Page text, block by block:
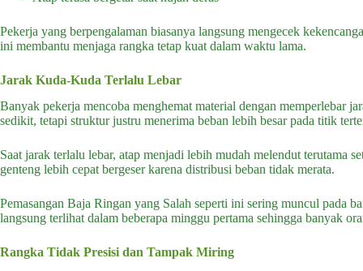
Pekerja yang berpengalaman biasanya langsung mengecek
ini membantu menjaga rangka tetap kuat dalam waktu lama.
Jarak Kuda-Kuda Terlalu Lebar
Banyak pekerja mencoba menghemat material dengan memperlebar
sedikit, tetapi struktur justru menerima beban lebih besar pada titik
Saat jarak terlalu lebar, atap menjadi lebih mudah melendut terutama
genteng lebih cepat bergeser karena distribusi beban tidak merata.
Pemasangan Baja Ringan yang Salah seperti ini sering muncul pada
langsung terlihat dalam beberapa minggu pertama sehingga banyak
Rangka Tidak Presisi dan Tampak Miring